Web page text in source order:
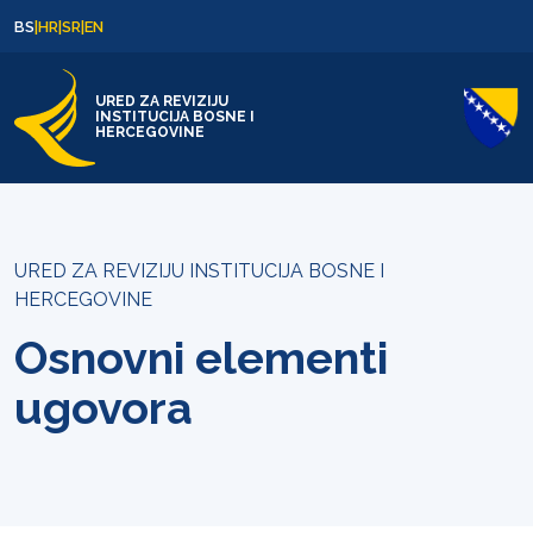
BS|HR|SR|EN
URED ZA REVIZIJU
INSTITUCIJA BOSNE I
HERCEGOVINE
URED ZA REVIZIJU INSTITUCIJA BOSNE I
HERCEGOVINE
Osnovni elementi
ugovora